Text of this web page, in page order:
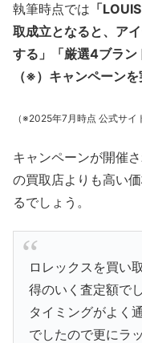
執筆時点では 「
取成立となると、ア
する」「厳選4ブラ
（※）キャンペーン
（※2025年7月時点 公式サイ
キャンペーンが開催
の買取店よりも高い
るでしょう。
ロレックスを買い
得のいく査定額で
タイミングがよく
でしたので更にラ